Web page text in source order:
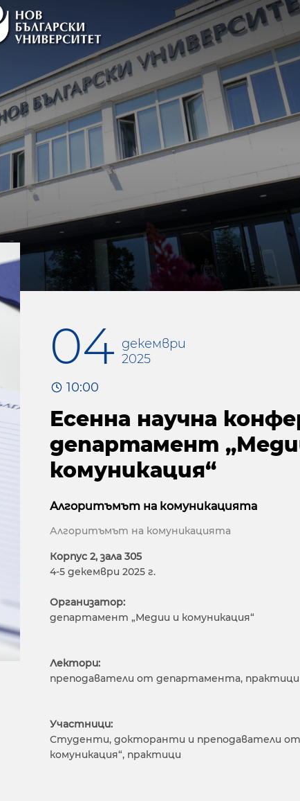
04 декември
2025
10:00
Есенна научна
департамент
комуникация“
Алгоритъмът на комуникацията
Алгоритъмът на комуникацията
Корпус 2, зала 305
4-5 декември 2025 г.
Организатор:
департамент „Медии и комуникация“
Лектори:
преподаватели от департамента,
Участници:
Студенти, докторанти и преподаватели
комуникация“, практици